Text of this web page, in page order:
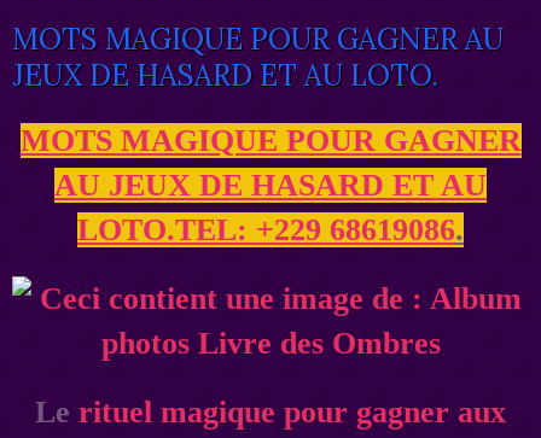
MOTS MAGIQUE POUR GAGNER AU
JEUX DE HASARD ET AU LOTO.
MOTS MAGIQUE POUR GAGNER
AU JEUX DE HASARD ET AU
LOTO.TEL: +229 68619086.
Le rituel magique pour gagner aux